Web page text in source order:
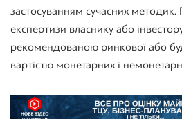
застосуванням сучасних методик.
експертизи власнику або
рекомендованою ринкової або
вартістю монетарних і